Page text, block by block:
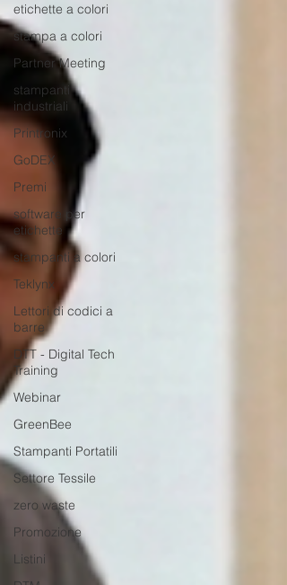
etichette a colori
stampa a colori
Partner Meeting
stampanti
industriali
Printronix
GoDEX
Premi
software per
etichette
stampanti a colori
Teklynx
Lettori di codici a
barre
DTT - Digital Tech
Training
Webinar
GreenBee
Stampanti Portatili
Settore Tessile
zero waste
Promozione
Listini